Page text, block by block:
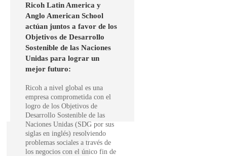
Ricoh Latin America y
Anglo American School
actúan juntos a favor de los
Objetivos de Desarrollo
Sostenible de las Naciones
Unidas para lograr un
mejor futuro:
Ricoh a nivel global es una
empresa comprometida con el
logro de los Objetivos de
Desarrollo Sostenible de las
Naciones Unidas (SDG por sus
siglas en inglés) resolviendo
problemas sociales a través de
los negocios con el único fin de